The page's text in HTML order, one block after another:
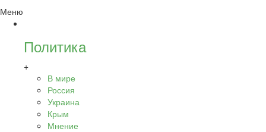
Меню
Политика
+
В мире
Россия
Украина
Крым
Мнение